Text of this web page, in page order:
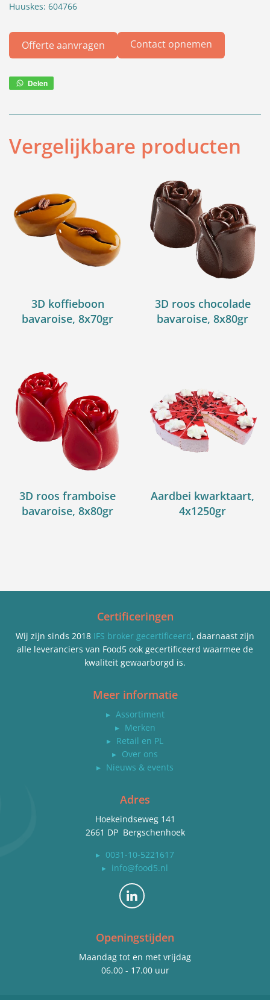
Huuskes: 604766
Offerte aanvragen Contact opnemen
Delen
Vergelijkbare producten
3D koffieboon
bavaroise, 8x70gr
3D roos chocolade
bavaroise, 8x80gr
3D roos framboise
bavaroise, 8x80gr
Aardbei kwarktaart,
4x1250gr
Certificeringen
Wij zijn sinds 2018 IFS broker gecertificeerd, daarnaast zijn
alle leveranciers van Food5 ook gecertificeerd waarmee de
kwaliteit gewaarborgd is.
Meer informatie
▸ Assortiment
▸ Merken
▸ Retail en PL
▸ Over ons
▸ Nieuws & events
Adres
Hoekeindseweg 141
2661 DP Bergschenhoek
▸ 0031-10-5221617
▸ info@food5.nl
Bekijk ons op LinkedIn
Openingstijden
Maandag tot en met vrijdag
06.00 - 17.00 uur